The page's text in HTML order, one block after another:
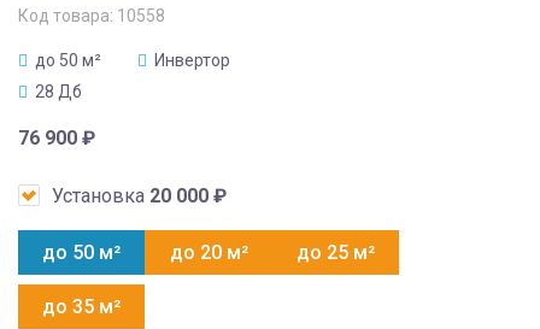
Код товара: 10558
до 50 м²
Инвертор
28 Дб
76 900 ₽
Установка 20 000 ₽
до 50 м² до 20 м² до 25 м²
до 35 м²